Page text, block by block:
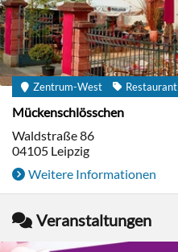
Zentrum-West Restaurant
Mückenschlösschen
Waldstraße 86
04105 Leipzig
Weitere Informationen
Veranstaltungen